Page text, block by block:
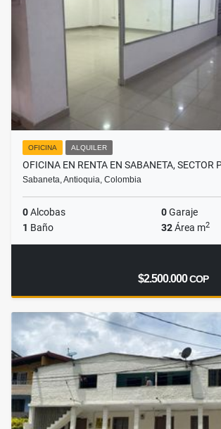
OFICINA ALQUILER
OFICINA EN RENTA EN SABANETA, SECTOR
Sabaneta, Antioquia, Colombia
0Alcobas 0Garaje
1 Baño 32Área m2
$2.500.000COP